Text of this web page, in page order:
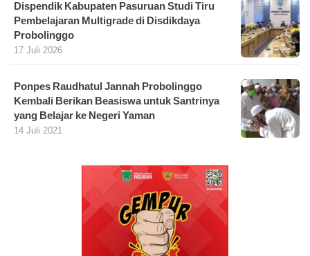
Dispendik Kabupaten Pasuruan Studi Tiru
Pembelajaran Multigrade di Disdikdaya
Probolinggo
17 Juli 2026
Ponpes Raudhatul Jannah Probolinggo
Kembali Berikan Beasiswa untuk Santrinya
yang Belajar ke Negeri Yaman
14 Juli 2021